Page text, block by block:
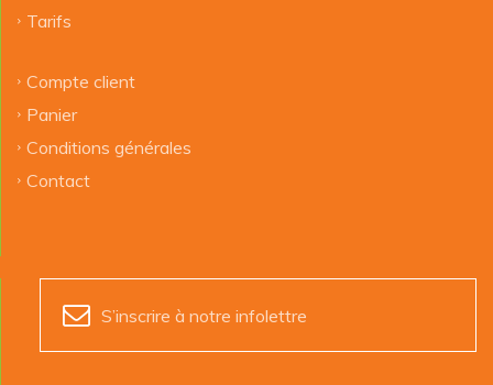
Tarifs
Compte client
Panier
Conditions générales
Contact
S’inscrire à notre infolettre